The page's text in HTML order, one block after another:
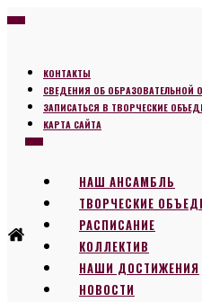
КОНТАКТЫ
СВЕДЕНИЯ ОБ ОБРАЗОВАТЕЛЬНОЙ
ЗАПИСАТЬСЯ В ТВОРЧЕСКИЕ
КАРТА САЙТА
НАШ АНСАМБЛЬ
ТВОРЧЕСКИЕ
РАСПИСАНИЕ
КОЛЛЕКТИВ
НАШИ ДОСТИЖЕНИЯ
НОВОСТИ